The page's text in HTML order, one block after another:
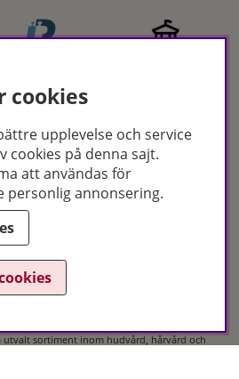
sortiment inom hudvård, hårvård och
cookies
upplevelse och service
cookies på denna sajt.
att användas för
personlig annonsering.